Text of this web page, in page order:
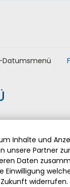
Datumsmenü
Inhalte und
unsere Partner
Daten